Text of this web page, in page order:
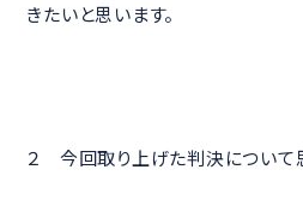
きたいと思います。
２ 今回取り上げた判決について